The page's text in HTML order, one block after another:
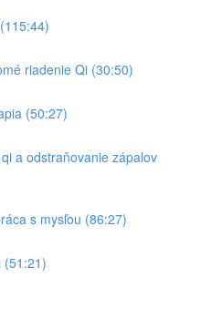
riadenie Qi (30:50)
(50:27)
a odstraňovanie zápalov
s mysľou (86:27)
(51:21)